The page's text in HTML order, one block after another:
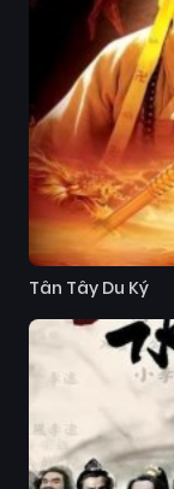
Tân Tây Du Ký